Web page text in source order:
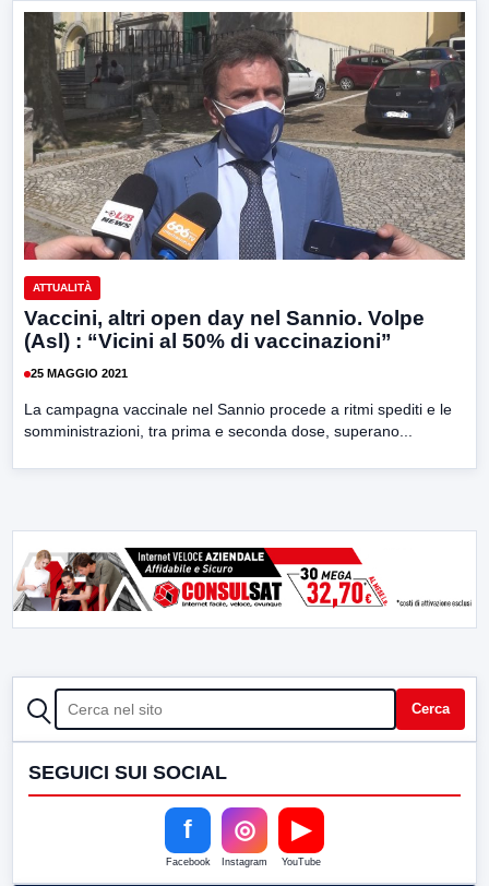
ATTUALITÀ
Vaccini, altri open day nel Sannio. Volpe
(Asl) : “Vicini al 50% di vaccinazioni”
25 MAGGIO 2021
La campagna vaccinale nel Sannio procede a ritmi spediti e le
somministrazioni, tra prima e seconda dose, superano...
CERCA Cerca
SEGUICI SUI SOCIAL
f
Facebook
◎
Instagram
▶
YouTube